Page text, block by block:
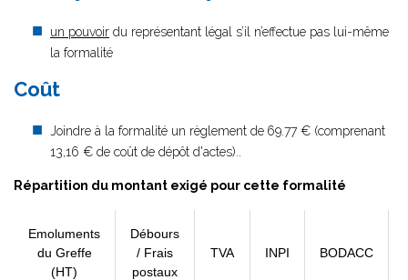
un pouvoir du représentant légal s’il n’effectue pas lui-même
la formalité
Coût
Joindre à la formalité un règlement de 69.77 € (comprenant
13,16 € de coût de dépôt d'actes)..
Répartition du montant exigé pour cette formalité
Emoluments
du Greffe
(HT)
Débours
/ Frais
postaux
TVA INPI BODACC